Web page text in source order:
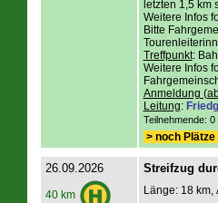
letzten 1,5 km
Weitere Infos
Bitte
Treffpunkt:
Weitere Infos
Anmeldung
Leitung:
Teilnehmende:
> noch
26.09.2026
40 km
Streifzug
Länge: 18 km,